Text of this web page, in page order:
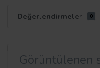
Değerlendirmeler 0
Görüntülenen